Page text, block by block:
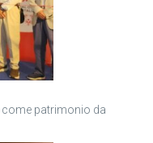
come patrimonio da